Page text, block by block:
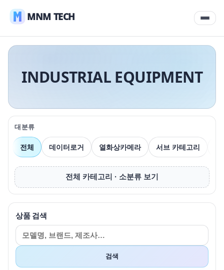
MNM TECH
INDUSTRIAL EQUIPMENT
대분류
전체 데이터로거 열화상카메라 서브 카테고리
전체 카테고리 · 소분류 보기
상품 검색
검색